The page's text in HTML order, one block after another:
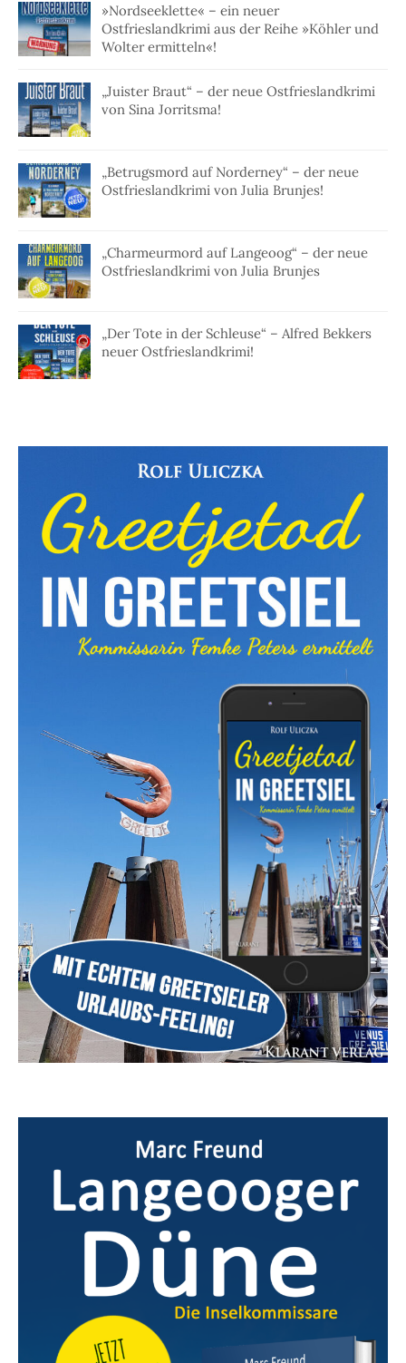
»Nordseeklette« – ein neuer
Ostfrieslandkrimi aus der Reihe »Köhler und
Wolter ermitteln«!
„Juister Braut“ – der neue Ostfrieslandkrimi
von Sina Jorritsma!
„Betrugsmord auf Norderney“ – der neue
Ostfrieslandkrimi von Julia Brunjes!
„Charmeurmord auf Langeoog“ – der neue
Ostfrieslandkrimi von Julia Brunjes
„Der Tote in der Schleuse“ – Alfred Bekkers
neuer Ostfrieslandkrimi!